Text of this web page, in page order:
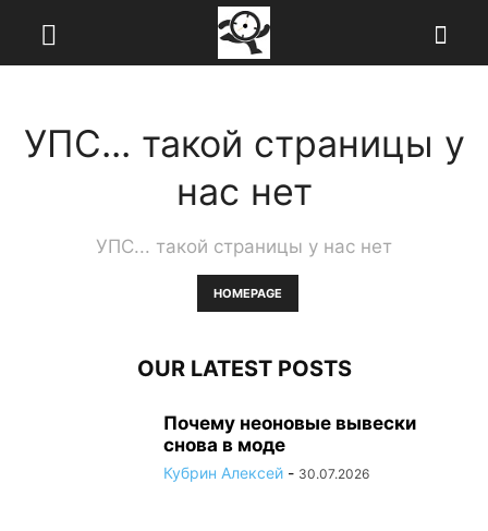
УПС... такой страницы у
нас нет
УПС... такой страницы у нас нет
HOMEPAGE
OUR LATEST POSTS
Почему неоновые вывески
снова в моде
Кубрин Алексей - 30.07.2026